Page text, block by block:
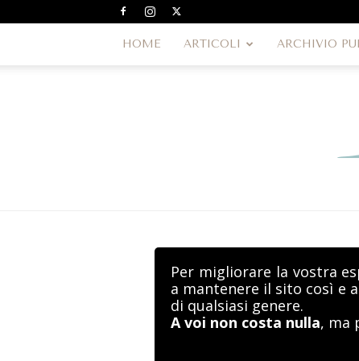
HOME ARTICOLI ARCHIVIO
Per migliorare la vostra
a mantenere il sito così e
di qualsiasi genere.
A voi non costa nulla, ma